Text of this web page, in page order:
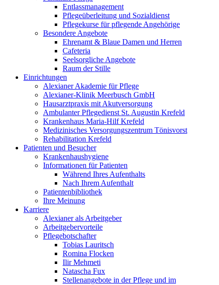
Entlassmanagement
Pflegeüberleitung und Sozialdienst
Pflegekurse für pflegende Angehörige
Besondere Angebote
Ehrenamt & Blaue Damen und Herren
Cafeteria
Seelsorgliche Angebote
Raum der Stille
Einrichtungen
Alexianer Akademie für Pflege
Alexianer-Klinik Meerbusch GmbH
Hausarztpraxis mit Akutversorgung
Ambulanter Pflegedienst St. Augustin Krefeld
Krankenhaus Maria-Hilf Krefeld
Medizinisches Versorgungszentrum Tönisvorst
Rehabilitation Krefeld
Patienten und Besucher
Krankenhaushygiene
Informationen für Patienten
Während Ihres Aufenthalts
Nach Ihrem Aufenthalt
Patientenbibliothek
Ihre Meinung
Karriere
Alexianer als Arbeitgeber
Arbeitgebervorteile
Pflegebotschafter
Tobias Lauritsch
Romina Flocken
Ilir Mehmeti
Natascha Fux
Stellenangebote in der Pflege und im